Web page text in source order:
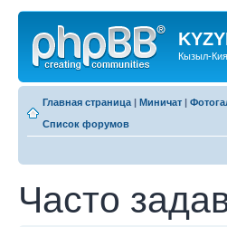
Кызыл-
Главная страница | Миничат |
Список форумов
Часто